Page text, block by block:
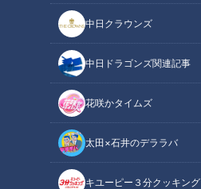
中日クラウンズ
中日ドラゴンズ関連記事
花咲かタイムズ
太田×石井のデララバ
キユーピー３分クッキング